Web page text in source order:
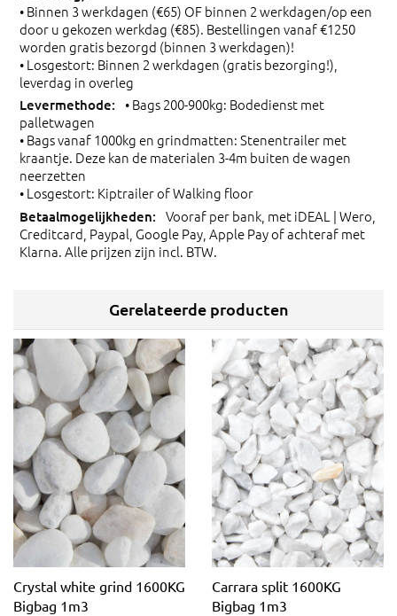
• Binnen 3 werkdagen (€65) OF binnen 2 werkdagen/op een
door u gekozen werkdag (€85). Bestellingen vanaf €1250
worden gratis bezorgd (binnen 3 werkdagen)!
• Losgestort: Binnen 2 werkdagen (gratis bezorging!),
leverdag in overleg
• Bags 200-900kg: Bodedienst met
palletwagen
• Bags vanaf 1000kg en grindmatten: Stenentrailer met
kraantje. Deze kan de materialen 3-4m buiten de wagen
neerzetten
• Losgestort: Kiptrailer of Walking floor
Vooraf per bank, met iDEAL | Wero,
Creditcard, Paypal, Google Pay, Apple Pay of achteraf met
Klarna. Alle prijzen zijn incl. BTW.
Gerelateerde producten
Crystal white grind 1600KG
Bigbag 1m3
Carrara split 1600KG
Bigbag 1m3